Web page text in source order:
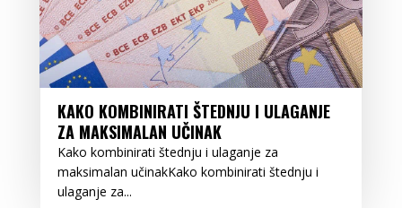
KAKO KOMBINIRATI ŠTEDNJU I ULAGANJE
ZA MAKSIMALAN UČINAK
Kako kombinirati štednju i ulaganje za
maksimalan učinakKako kombinirati štednju i
ulaganje za...